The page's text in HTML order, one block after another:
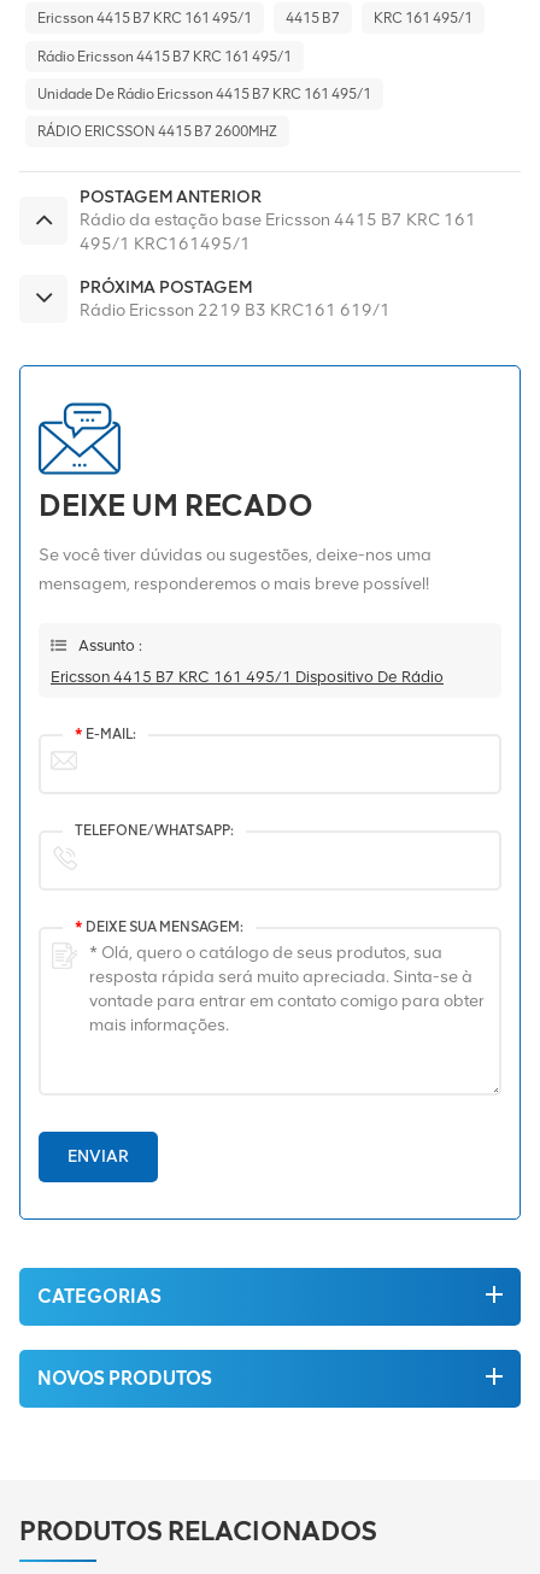
Ericsson 4415 B7 KRC 161 495/1 4415 B7 KRC 161 495/1
Rádio Ericsson 4415 B7 KRC 161 495/1
Unidade De Rádio Ericsson 4415 B7 KRC 161 495/1
RÁDIO ERICSSON 4415 B7 2600MHZ
POSTAGEM ANTERIOR
Rádio da estação base Ericsson 4415 B7 KRC 161
495/1 KRC161495/1
PRÓXIMA POSTAGEM
Rádio Ericsson 2219 B3 KRC161 619/1
DEIXE UM RECADO
Se você tiver dúvidas ou sugestões, deixe-nos uma
mensagem, responderemos o mais breve possível!
Assunto :
Ericsson 4415 B7 KRC 161 495/1 Dispositivo De Rádio
* E-MAIL:
TELEFONE/WHATSAPP:
* DEIXE SUA MENSAGEM:
ENVIAR
CATEGORIAS
NOVOS PRODUTOS
PRODUTOS RELACIONADOS